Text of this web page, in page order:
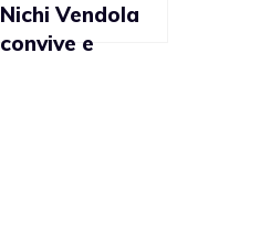
Nichi Vendola
convive e